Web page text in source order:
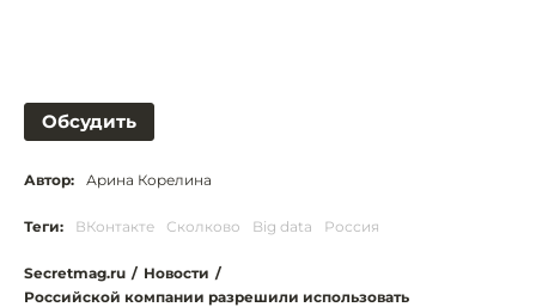
Обсудить
Автор: Арина Корелина
Теги: ВКонтакте Сколково Big data Россия
Secretmag.ru / Новости /
Российской компании разрешили использовать